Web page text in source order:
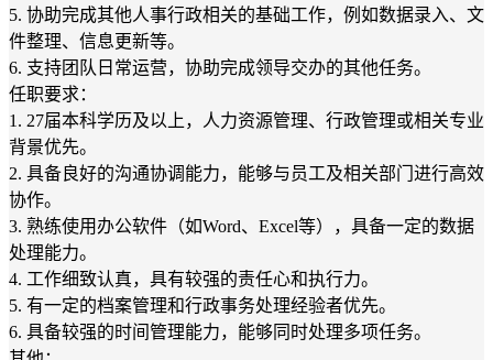
5. 协助完成其他人事行政相关的基础工作，例如数据录入、文
件整理、信息更新等。
6. 支持团队日常运营，协助完成领导交办的其他任务。
任职要求：
1. 27届本科学历及以上，人力资源管理、行政管理或相关专业
背景优先。
2. 具备良好的沟通协调能力，能够与员工及相关部门进行高效
协作。
3. 熟练使用办公软件（如Word、Excel等），具备一定的数据
处理能力。
4. 工作细致认真，具有较强的责任心和执行力。
5. 有一定的档案管理和行政事务处理经验者优先。
6. 具备较强的时间管理能力，能够同时处理多项任务。